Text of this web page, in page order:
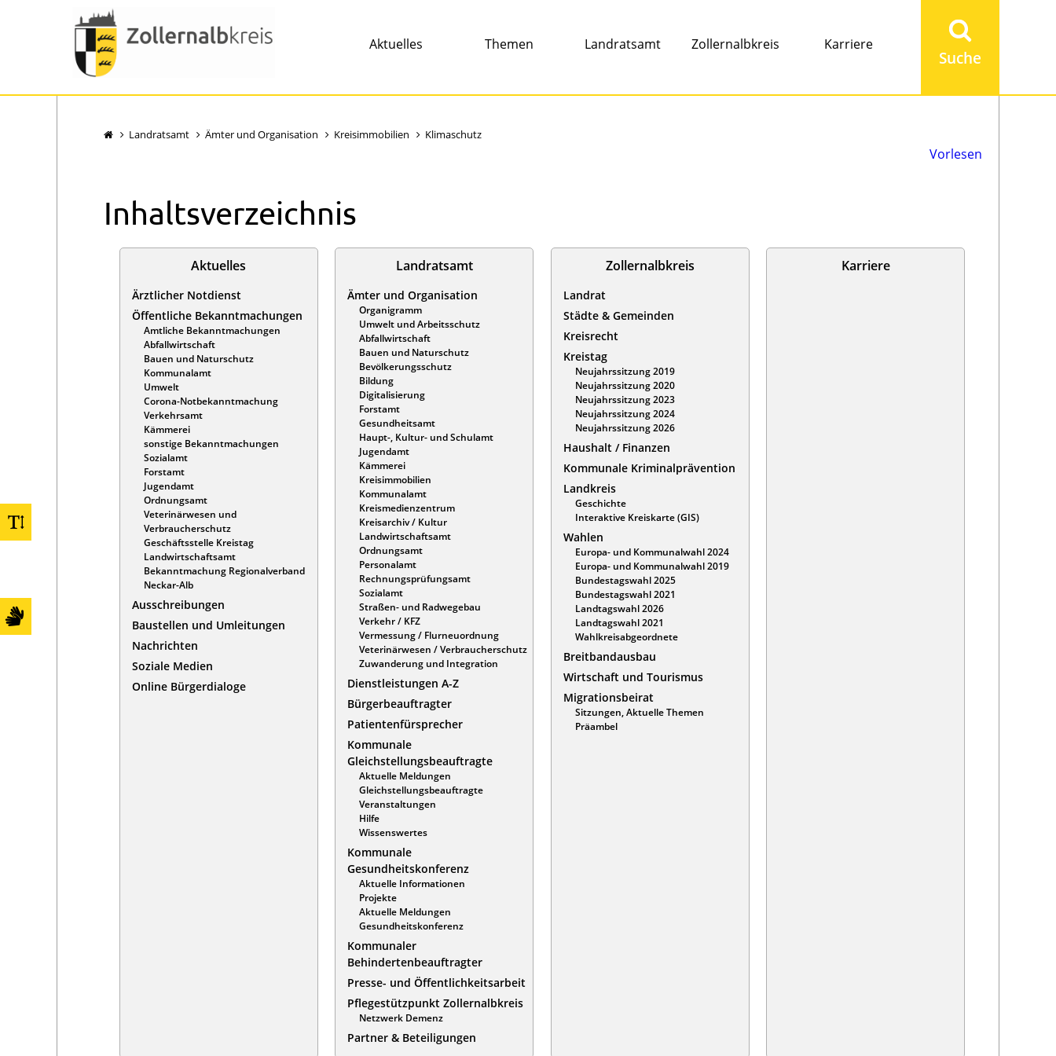
Aktuelles Themen Landratsamt Zollernalbkreis Karriere
eingeben
Landratsamt Ämter und Organisation Kreisimmobilien Klimaschutz
Vorlesen
Inhaltsverzeichnis
Aktuelles
Ärztlicher Notdienst
Öffentliche Bekanntmachungen
Amtliche Bekanntmachungen
Abfallwirtschaft
Bauen und Naturschutz
Kommunalamt
Umwelt
Corona-Notbekanntmachung
Verkehrsamt
Kämmerei
sonstige Bekanntmachungen
Sozialamt
Forstamt
Jugendamt
Ordnungsamt
Veterinärwesen und
Verbraucherschutz
Geschäftsstelle Kreistag
Landwirtschaftsamt
Bekanntmachung Regionalverband
Neckar-Alb
Ausschreibungen
Baustellen und Umleitungen
Nachrichten
Soziale Medien
Online Bürgerdialoge
Landratsamt
Ämter und Organisation
Organigramm
Umwelt und Arbeitsschutz
Abfallwirtschaft
Bauen und Naturschutz
Bevölkerungsschutz
Bildung
Digitalisierung
Forstamt
Gesundheitsamt
Haupt-, Kultur- und Schulamt
Jugendamt
Kämmerei
Kreisimmobilien
Kommunalamt
Kreismedienzentrum
Kreisarchiv / Kultur
Landwirtschaftsamt
Ordnungsamt
Personalamt
Rechnungsprüfungsamt
Sozialamt
Straßen- und Radwegebau
Verkehr / KFZ
Vermessung / Flurneuordnung
Veterinärwesen / Verbraucherschutz
Zuwanderung und Integration
Dienstleistungen A-Z
Bürgerbeauftragter
Patientenfürsprecher
Kommunale
Gleichstellungsbeauftragte
Aktuelle Meldungen
Gleichstellungsbeauftragte
Veranstaltungen
Hilfe
Wissenswertes
Kommunale
Gesundheitskonferenz
Aktuelle Informationen
Projekte
Aktuelle Meldungen
Gesundheitskonferenz
Kommunaler
Behindertenbeauftragter
Presse- und Öffentlichkeitsarbeit
Pflegestützpunkt Zollernalbkreis
Netzwerk Demenz
Partner & Beteiligungen
Zollernalbkreis
Landrat
Städte & Gemeinden
Kreisrecht
Kreistag
Neujahrssitzung 2019
Neujahrssitzung 2020
Neujahrssitzung 2023
Neujahrssitzung 2024
Neujahrssitzung 2026
Haushalt / Finanzen
Kommunale Kriminalprävention
Landkreis
Geschichte
Interaktive Kreiskarte (GIS)
Wahlen
Europa- und Kommunalwahl 2024
Europa- und Kommunalwahl 2019
Bundestagswahl 2025
Bundestagswahl 2021
Landtagswahl 2026
Landtagswahl 2021
Wahlkreisabgeordnete
Breitbandausbau
Wirtschaft und Tourismus
Migrationsbeirat
Sitzungen, Aktuelle Themen
Präambel
Karriere